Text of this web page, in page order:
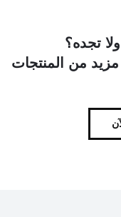
تجده؟
من المنتجات